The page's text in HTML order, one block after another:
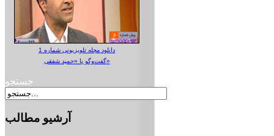
دانلود مجله تلویزیونی شماره 1
گفت‌وگو با «حمید شفقی»
جستجو
آرشیو مطالب